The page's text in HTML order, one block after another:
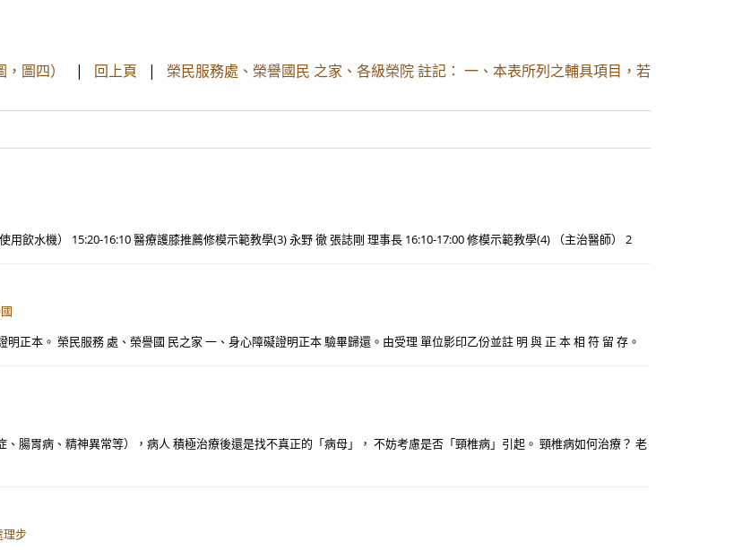
圖四） | 回上頁 | 榮民服務處、榮譽國民 之家、各級榮院 註記： 一、本表所列之輔具項目，若
飲水機） 15:20-16:10 醫療護膝推薦修模示範教學(3) 永野 徹 張誌剛 理事長 16:10-17:00 修模示範教學(4) （主治醫師） 2
明正本。 榮民服務 處、榮譽國 民之家 一、身心障礙證明正本 驗畢歸還。由受理 單位影印乙份並註 明 與 正 本 相 符 留 存。
腸胃病、精神異常等），病人 積極治療後還是找不真正的「病母」， 不妨考慮是否「頸椎病」引起。 頸椎病如何治療？ 老
理步